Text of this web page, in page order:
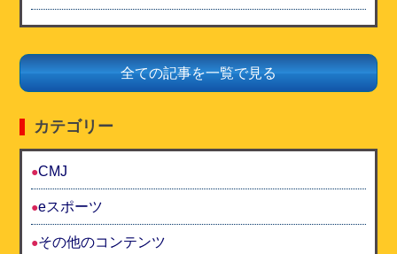
全ての記事を一覧で見る
カテゴリー
CMJ
eスポーツ
その他のコンテンツ